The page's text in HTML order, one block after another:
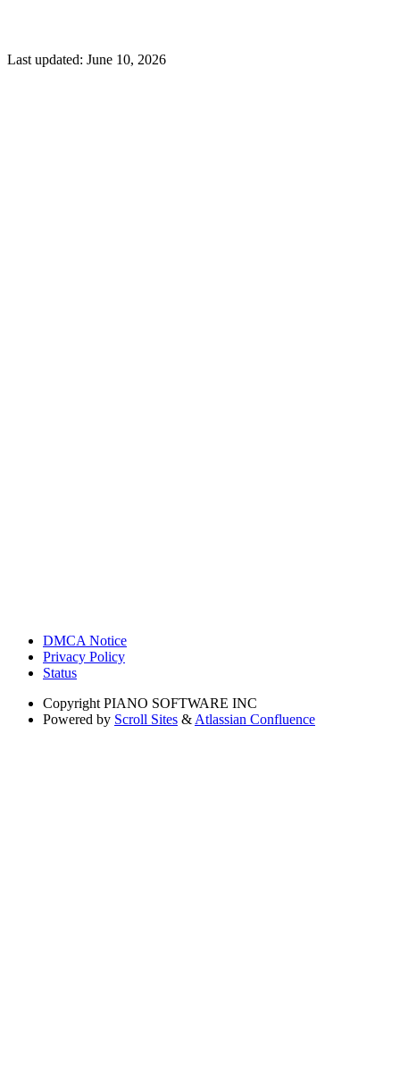
Last updated: June 10, 2026
DMCA Notice
Privacy Policy
Status
Copyright PIANO SOFTWARE INC
Powered by Scroll Sites & Atlassian Confluence